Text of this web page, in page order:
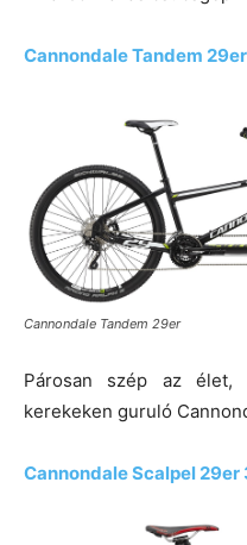
Cannondale Tandem 29er
Cannondale Tandem 29er
Párosan szép az élet,
kerekeken guruló
Cannondale Scalpel 29er